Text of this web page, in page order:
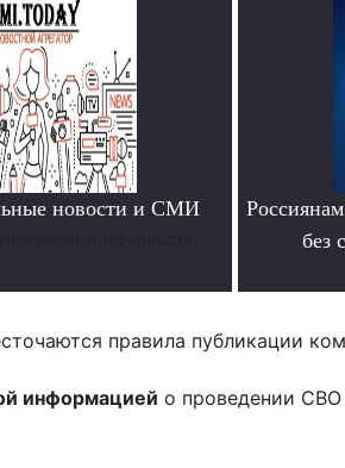
новости и СМИ
без
правила публикации
информацией о проведении